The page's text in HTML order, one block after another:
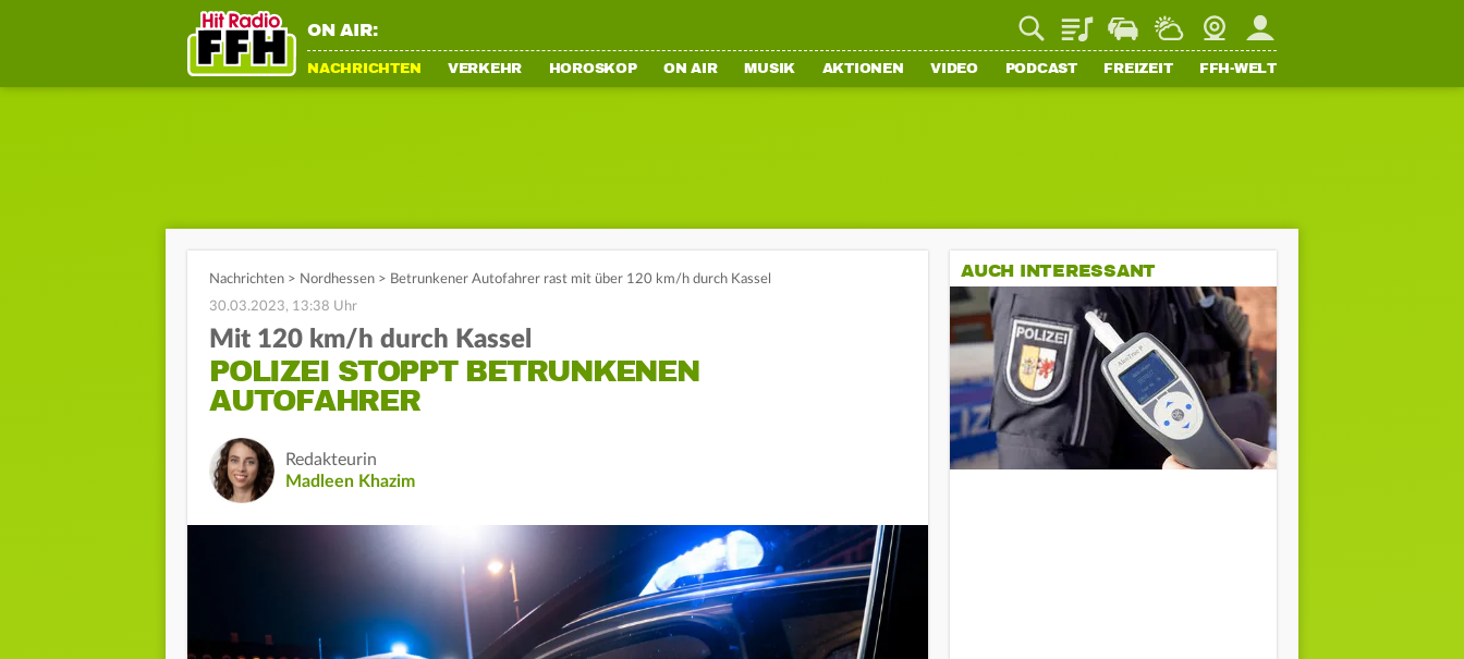
ON AIR: PlaylistStaupilotWetterWebcamMein FFH
NACHRICHTEN VERKEHR HOROSKOP ON AIR MUSIK AKTIONEN VIDEO PODCAST FREIZEIT FFH-WELT
Nachrichten > Nordhessen > Betrunkener Autofahrer rast mit über 120 km/h durch Kassel
30.03.2023, 13:38 Uhr
Mit 120 km/h durch Kassel
POLIZEI STOPPT BETRUNKENEN
AUTOFAHRER
Redakteurin
Madleen Khazim
AUCH INTERESSANT